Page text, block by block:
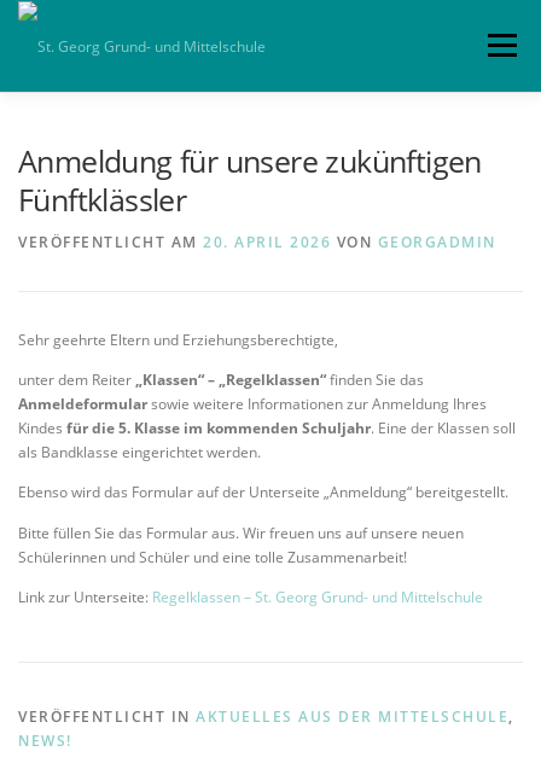
Zum
springen
Menü
Anmeldung für unsere zukünftigen
Fünftklässler
VERÖFFENTLICHT AM 20. APRIL 2026 VON GEORGADMIN
Sehr geehrte Eltern und Erziehungsberechtigte,
unter dem Reiter „Klassen“ – „Regelklassen“finden Sie das
Anmeldeformularsowie weitere Informationen zur Anmeldung Ihres
Kindes für die 5. Klasse im kommenden Schuljahr. Eine der Klassen soll
als Bandklasse eingerichtet werden.
Ebenso wird das Formular auf der Unterseite „Anmeldung“ bereitgestellt.
Bitte füllen Sie das Formular aus. Wir freuen uns auf unsere neuen
Schülerinnen und Schüler und eine tolle Zusammenarbeit!
Link zur Unterseite: Regelklassen – St. Georg Grund- und Mittelschule
VERÖFFENTLICHT IN AKTUELLES AUS DER MITTELSCHULE,
NEWS!